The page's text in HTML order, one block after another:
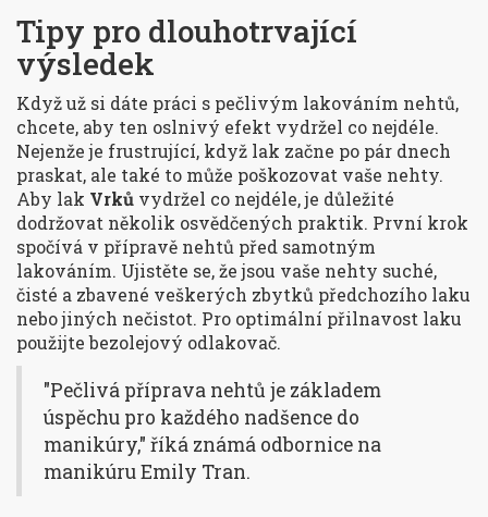
Tipy pro dlouhotrvající
výsledek
Když už si dáte práci s pečlivým lakováním nehtů,
chcete, aby ten oslnivý efekt vydržel co nejdéle.
Nejenže je frustrující, když lak začne po pár dnech
praskat, ale také to může poškozovat vaše nehty.
Aby lak Vrků vydržel co nejdéle, je důležité
dodržovat několik osvědčených praktik. První krok
spočívá v přípravě nehtů před samotným
lakováním. Ujistěte se, že jsou vaše nehty suché,
čisté a zbavené veškerých zbytků předchozího laku
nebo jiných nečistot. Pro optimální přilnavost laku
použijte bezolejový odlakovač.
"Pečlivá příprava nehtů je základem
úspěchu pro každého nadšence do
manikúry," říká známá odbornice na
manikúru Emily Tran.